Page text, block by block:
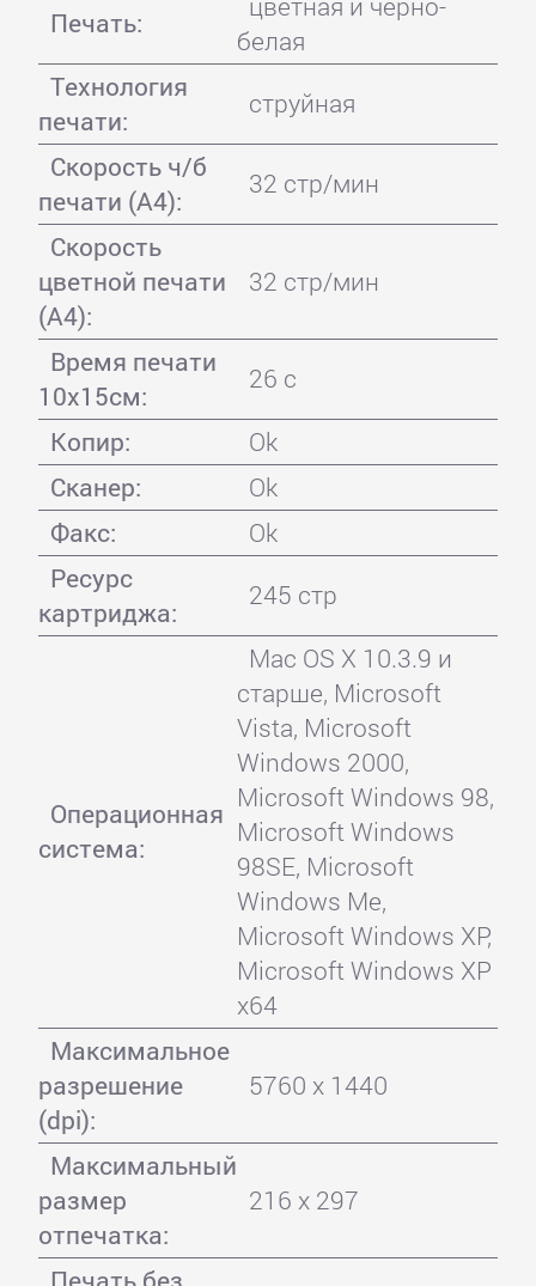
Печать:
белая
Технология
печати:
струйная
Скорость ч/б
печати (А4):
32 стр/мин
Скорость
цветной печати
(А4):
32 стр/мин
Время печати
10x15см:
26 с
Копир:
Ok
Сканер:
Ok
Факс:
Ok
Ресурс
картриджа:
245 стр
Операционная
система:
Mac OS X 10.3.9 и
старше, Microsoft
Vista, Microsoft
Windows 2000,
Microsoft Windows 98,
Microsoft Windows
98SE, Microsoft
Windows Me,
Microsoft Windows XP,
Microsoft Windows XP
x64
Максимальное
разрешение
(dpi):
5760 x 1440
Максимальный
размер
отпечатка:
216 x 297